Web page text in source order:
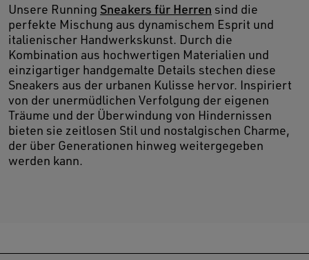
Unsere Running Sneakers für Herren sind die
perfekte Mischung aus dynamischem Esprit und
italienischer Handwerkskunst. Durch die
Kombination aus hochwertigen Materialien und
einzigartiger handgemalte Details stechen diese
Sneakers aus der urbanen Kulisse hervor. Inspiriert
von der unermüdlichen Verfolgung der eigenen
Träume und der Überwindung von Hindernissen
bieten sie zeitlosen Stil und nostalgischen Charme,
der über Generationen hinweg weitergegeben
werden kann.